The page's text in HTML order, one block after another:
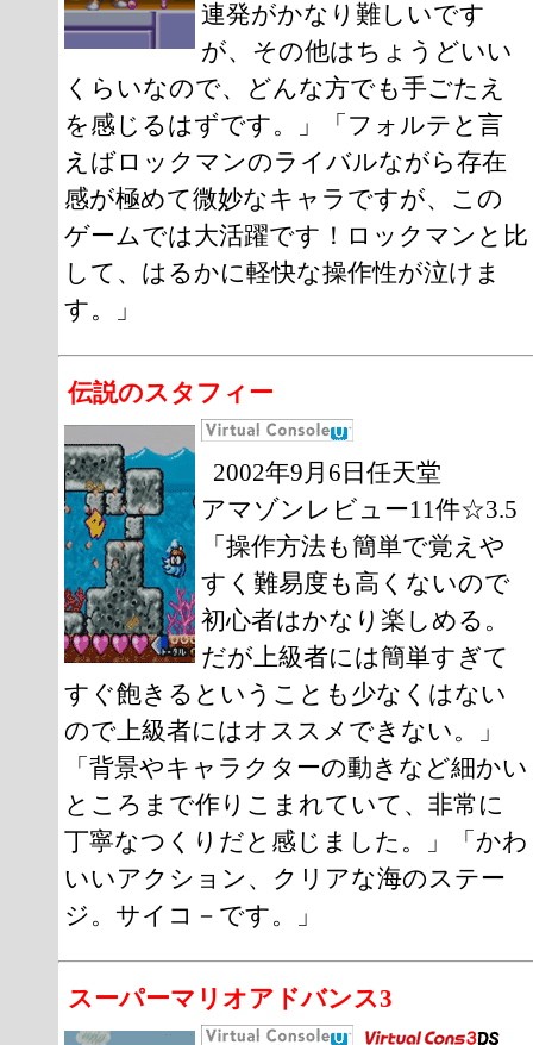
連発がかなり難しいです
が、その他はちょうどいい
くらいなので、どんな方でも手ごたえ
を感じるはずです。」「フォルテと言
えばロックマンのライバルながら存在
感が極めて微妙なキャラですが、この
ゲームでは大活躍です！ロックマンと比
して、はるかに軽快な操作性が泣けま
す。」
伝説のスタフィー
2002年9月6日任天堂
アマゾンレビュー11件☆3.5
「操作方法も簡単で覚えや
すく難易度も高くないので
初心者はかなり楽しめる。
だが上級者には簡単すぎて
すぐ飽きるということも少なくはない
ので上級者にはオススメできない。」
「背景やキャラクターの動きなど細かい
ところまで作りこまれていて、非常に
丁寧なつくりだと感じました。」「かわ
いいアクション、クリアな海のステー
ジ。サイコ－です。」
スーパーマリオアドバンス3